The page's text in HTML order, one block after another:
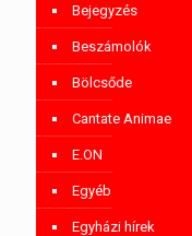
Bejegyzés
Beszámolók
Bölcsőde
Cantate Animae
E.ON
Egyéb
Egyházi hírek